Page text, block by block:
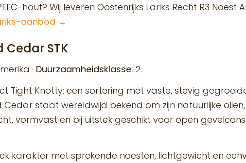
hout? Wij leveren Oostenrijks Lariks Recht R3
aanbod →
Cedar STK
· Duurzaamheidsklasse: 2.
Tight Knotty: een sortering met vaste, stevig
Cedar staat wereldwijd bekend om zijn natuurlijke
vormvast en bij uitstek geschikt voor open
karakter met sprekende noesten, lichtgewicht en